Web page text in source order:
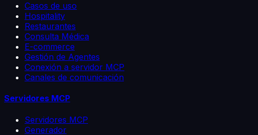
Casos de uso
Hospitality
Restaurantes
Consulta Médica
E-commerce
Gestión de Agentes
Conexión a servidor MCP
Canales de comunicación
Servidores MCP
Servidores MCP
Generador